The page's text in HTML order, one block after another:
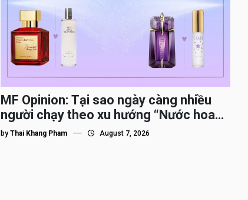
MF Opinion: Tại sao ngày càng nhiều
người chạy theo xu hướng “Nước hoa
Dupe”?
by Thai Khang Pham August 7, 2026